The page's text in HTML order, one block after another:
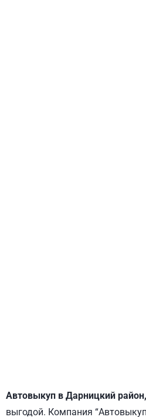
Автовыкуп в Дарницкий
выгодой. Компания